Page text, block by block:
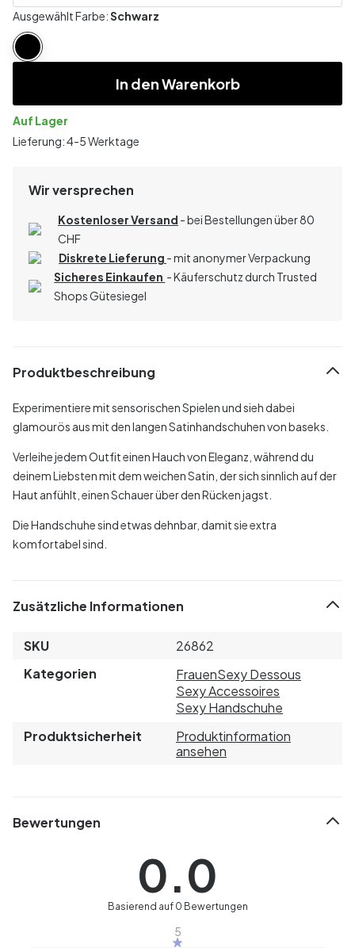
Ausgewählt Farbe:Schwarz
In den Warenkorb
Auf Lager
Lieferung: 4-5 Werktage
Wir versprechen
Kostenloser Versand - bei Bestellungen über 80
CHF
Diskrete Lieferung - mit anonymer Verpackung
Sicheres Einkaufen - Käuferschutz durch Trusted
Shops Gütesiegel
Produktbeschreibung
Experimentiere mit sensorischen Spielen und sieh dabei
glamourös aus mit den langen Satinhandschuhen von baseks.
Verleihe jedem Outfit einen Hauch von Eleganz, während du
deinem Liebsten mit dem weichen Satin, der sich sinnlich auf der
Haut anfühlt, einen Schauer über den Rücken jagst.
Die Handschuhe sind etwas dehnbar, damit sie extra
komfortabel sind.
Zusätzliche Informationen
SKU
26862
Kategorien
FrauenSexy Dessous
Sexy Accessoires
Sexy Handschuhe
Produktsicherheit
Produktinformation
ansehen
Bewertungen
0.0
Basierend auf 0 Bewertungen
5